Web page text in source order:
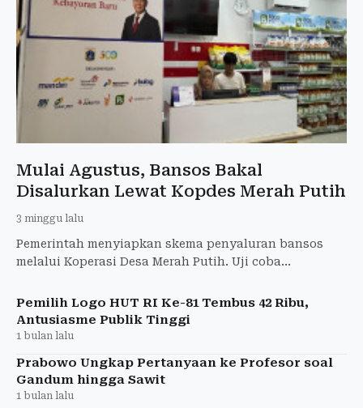
Mulai Agustus, Bansos Bakal
Disalurkan Lewat Kopdes Merah Putih
3 minggu lalu
Pemerintah menyiapkan skema penyaluran bansos
melalui Koperasi Desa Merah Putih. Uji coba
Agustus 2026.
Pemilih Logo HUT RI Ke-81 Tembus 42 Ribu,
Antusiasme Publik Tinggi
1 bulan lalu
Prabowo Ungkap Pertanyaan ke Profesor soal
Gandum hingga Sawit
1 bulan lalu